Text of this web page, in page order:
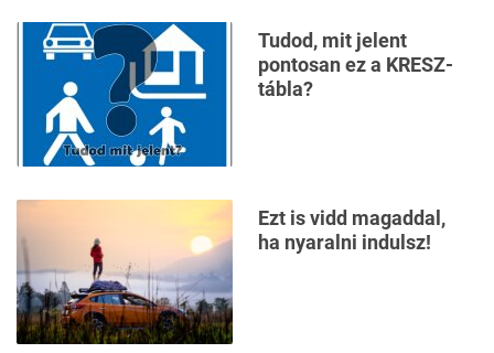
Tudod, mit jelent
pontosan ez a KRESZ-
tábla?
Ezt is vidd magaddal,
ha nyaralni indulsz!